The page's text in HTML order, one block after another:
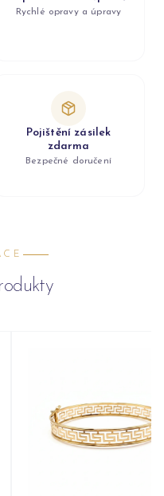
Rychlé opravy a úpravy
Pojištění zásilek
zdarma
Bezpečné doručení